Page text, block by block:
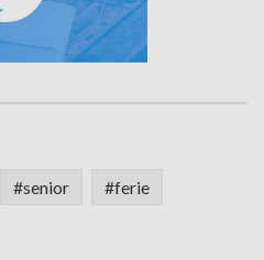
#senior #ferie